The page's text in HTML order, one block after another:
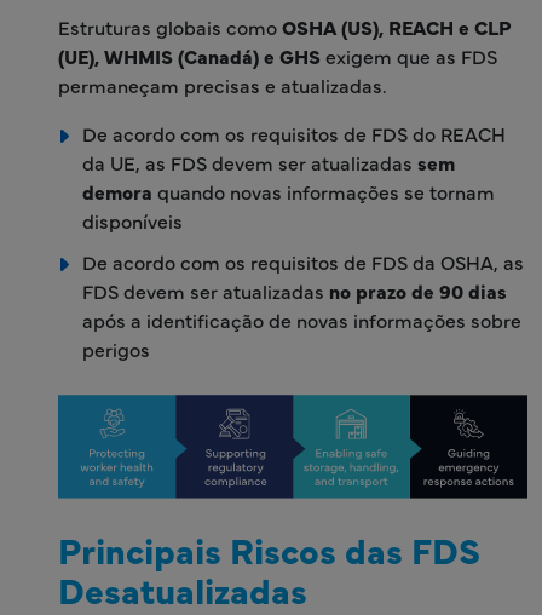
Estruturas globais comoOSHA (US), REACH e CLP
(UE), WHMIS (Canadá) e GHS exigem que as FDS
permaneçam precisas e atualizadas.
De acordo com os requisitos de FDS do REACH
da UE, as FDS devem ser atualizadas sem
demora quando novas informações se tornam
disponíveis
De acordo com os requisitos de FDS da OSHA, as
FDS devem ser atualizadas no prazo de 90 dias
após a identificação de novas informações sobre
perigos
Principais Riscos das FDS
Desatualizadas